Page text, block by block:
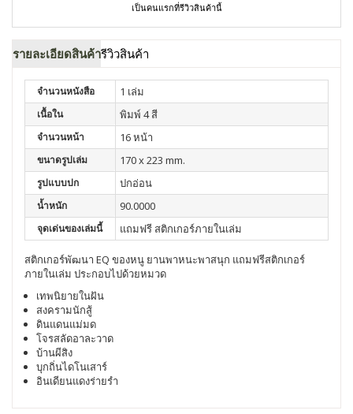
เป็นคนแรกที่รีวิวสินค้านี้
รายละเอียดสินค้ารีวิวสินค้า
จำนวนหนังสือ 1 เล่ม
เนื้อใน พิมพ์ 4 สี
จำนวนหน้า 16 หน้า
ขนาดรูปเล่ม 170 x 223 mm.
รูปแบบปก ปกอ่อน
น้ำหนัก 90.0000
จุดเด่นของเล่มนี้ แถมฟรี สติกเกอร์ภายในเล่ม
สติกเกอร์พัฒนา EQ ของหนู ยานพาหนะพาสนุก แถมฟรีสติกเกอร์
ภายในเล่ม ประกอบไปด้วยหมวด
เทพนิยายในฝัน
สงครามนักสู้
ดินแดนแม่มด
โจรสลัดอาละวาด
บ้านผีสิง
บุกถิ่นไดโนเสาร์
อินเดียนแดงร่ายรำ